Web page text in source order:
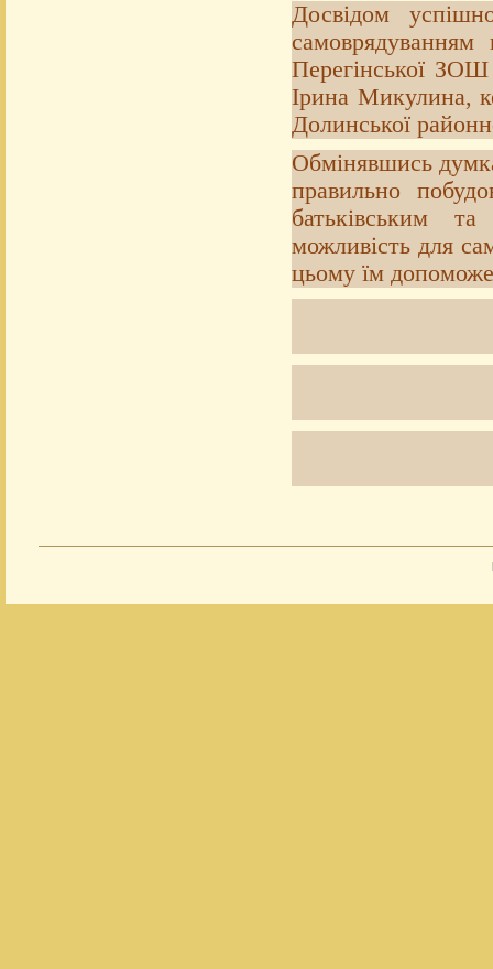
Досвідом
Перегінської ЗОШ
Ірина Микулина,
Долинської
Обмінявшись
правильно
батьківським
можливість для
цьому їм